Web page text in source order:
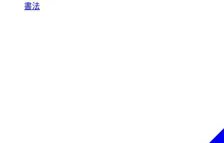
書法